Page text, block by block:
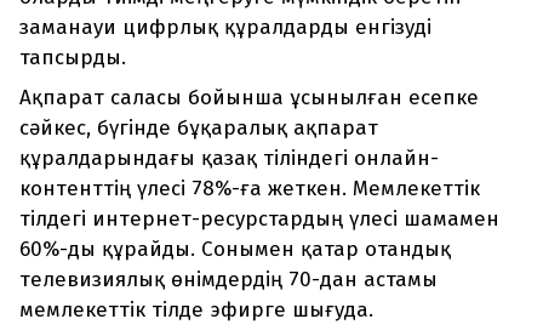
заманауи цифрлық құралдарды енгізуді
тапсырды.
Ақпарат саласы бойынша ұсынылған есепке
сәйкес, бүгінде бұқаралық ақпарат
құралдарындағы қазақ тіліндегі онлайн-
контенттің үлесі 78%-ға жеткен. Мемлекеттік
тілдегі интернет-ресурстардың үлесі шамамен
60%-ды құрайды. Сонымен қатар отандық
телевизиялық өнімдердің 70-дан астамы
мемлекеттік тілде эфирге шығуда.